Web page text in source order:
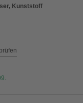
Kunststoff